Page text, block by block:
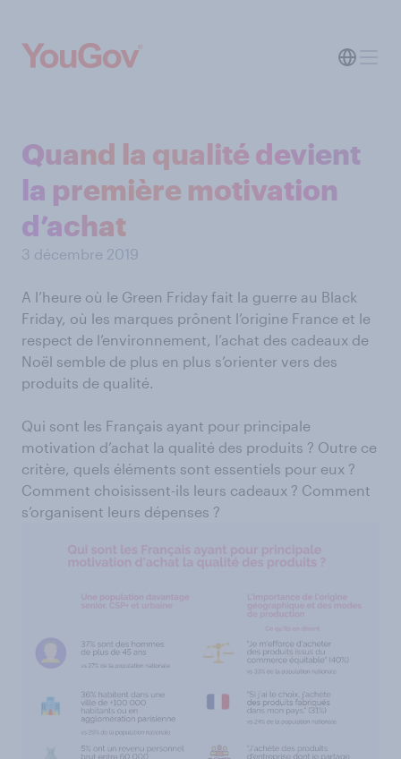
Quand la qualité devient
la première motivation
d’achat
3 décembre 2019
A l’heure où le Green Friday fait la guerre au Black
Friday, où les marques prônent l’origine France et le
respect de l’environnement, l’achat des cadeaux de
Noël semble de plus en plus s’orienter vers des
produits de qualité.
Qui sont les Français ayant pour principale
motivation d’achat la qualité des produits ? Outre ce
critère, quels éléments sont essentiels pour eux ?
Comment choisissent-ils leurs cadeaux ? Comment
s’organisent leurs dépenses ?